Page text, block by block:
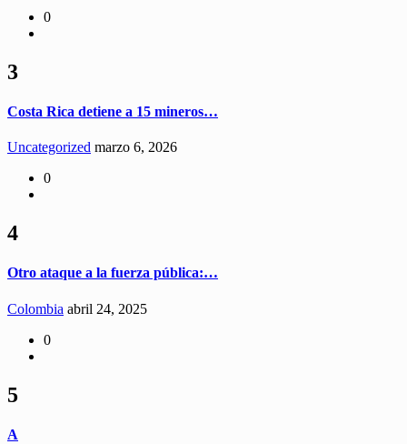
0
3
Costa Rica detiene a 15 mineros…
Uncategorized marzo 6, 2026
0
4
Otro ataque a la fuerza pública:…
Colombia abril 24, 2025
0
5
A